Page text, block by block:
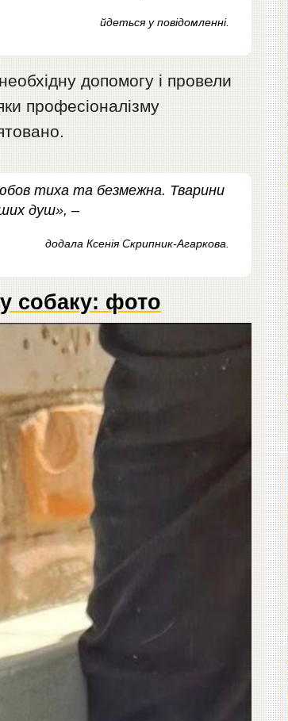
йдеться у повідомленні.
допомогу і провели
професіоналізму
тиха та безмежна. Тварини
душ», –
додала Ксенія Скрипник-Агаркова.
собаку: фото